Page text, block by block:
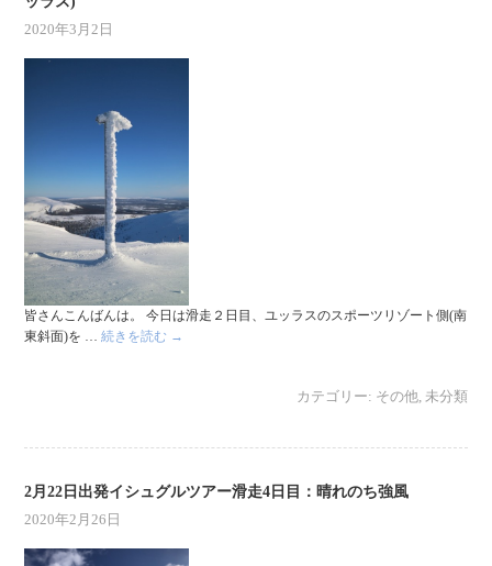
2020年3月2日
皆さんこんばんは。 今日は滑走２日目、ユッラスのスポーツリゾート側(南
東斜面)を …続きを読む →
カテゴリー: その他, 未分類
2月22日出発イシュグルツアー滑走4日目：晴れのち強風
2020年2月26日